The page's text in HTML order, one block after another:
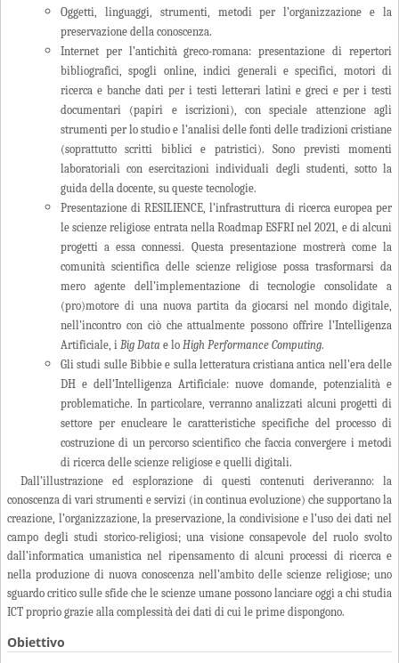
Oggetti, linguaggi, strumenti, metodi per l’organizzazione e la
preservazione della conoscenza.
Internet per l’antichità greco-romana: presentazione di repertori
bibliografici, spogli online, indici generali e specifici, motori di
ricerca e banche dati per i testi letterari latini e greci e per i testi
documentari (papiri e iscrizioni), con speciale attenzione agli
strumenti per lo studio e l’analisi delle fonti delle tradizioni cristiane
(soprattutto scritti biblici e patristici). Sono previsti momenti
laboratoriali con esercitazioni individuali degli studenti, sotto la
guida della docente, su queste tecnologie.
Presentazione di RESILIENCE, l’infrastruttura di ricerca europea per
le scienze religiose entrata nella Roadmap ESFRI nel 2021, e di alcuni
progetti a essa connessi. Questa presentazione mostrerà come la
comunità scientifica delle scienze religiose possa trasformarsi da
mero agente dell’implementazione di tecnologie consolidate a
(pro)motore di una nuova partita da giocarsi nel mondo digitale,
nell’incontro con ciò che attualmente possono offrire l’Intelligenza
Artificiale, i Big Data e lo High Performance Computing.
Gli studi sulle Bibbie e sulla letteratura cristiana antica nell’era delle
DH e dell’Intelligenza Artificiale: nuove domande, potenzialità e
problematiche. In particolare, verranno analizzati alcuni progetti di
settore per enucleare le caratteristiche specifiche del processo di
costruzione di un percorso scientifico che faccia convergere i metodi
di ricerca delle scienze religiose e quelli digitali.
Dall’illustrazione ed esplorazione di questi contenuti deriveranno: la
conoscenza di vari strumenti e servizi (in continua evoluzione) che supportano la
creazione, l’organizzazione, la preservazione, la condivisione e l’uso dei dati nel
campo degli studi storico-religiosi; una visione consapevole del ruolo svolto
dall’informatica umanistica nel ripensamento di alcuni processi di ricerca e
nella produzione di nuova conoscenza nell’ambito delle scienze religiose; uno
sguardo critico sulle sfide che le scienze umane possono lanciare oggi a chi studia
ICT proprio grazie alla complessità dei dati di cui le prime dispongono.
Obiettivo